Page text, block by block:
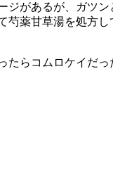
ジがあるが、ガツ
芍薬甘草湯を処方
たらコムロケイだっ